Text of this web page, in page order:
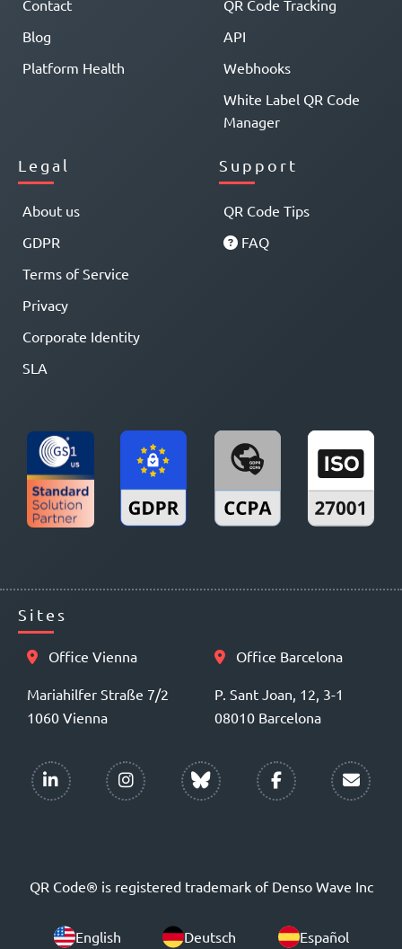
Contact
Blog
Platform Health
QR Code Tracking
API
Webhooks
White Label QR Code
Manager
Legal
About us
GDPR
Terms of Service
Privacy
Corporate Identity
SLA
Support
QR Code Tips
FAQ
Sites
Office Vienna
Mariahilfer Straße 7/2
1060 Vienna
Office Barcelona
P. Sant Joan, 12, 3-1
08010 Barcelona
QR Code® is registered trademark of Denso Wave Inc
English Deutsch Español